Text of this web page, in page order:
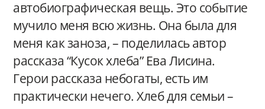
автобиографическая вещь. Это событие
мучило меня всю жизнь. Она была для
меня как заноза, – поделилась автор
рассказа “Кусок хлеба” Ева Лисина.
Герои рассказа небогаты, есть им
практически нечего. Хлеб для семьи –